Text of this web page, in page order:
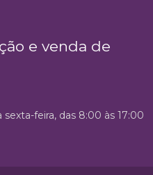
e venda de
feira, das 8:00 às 17:00